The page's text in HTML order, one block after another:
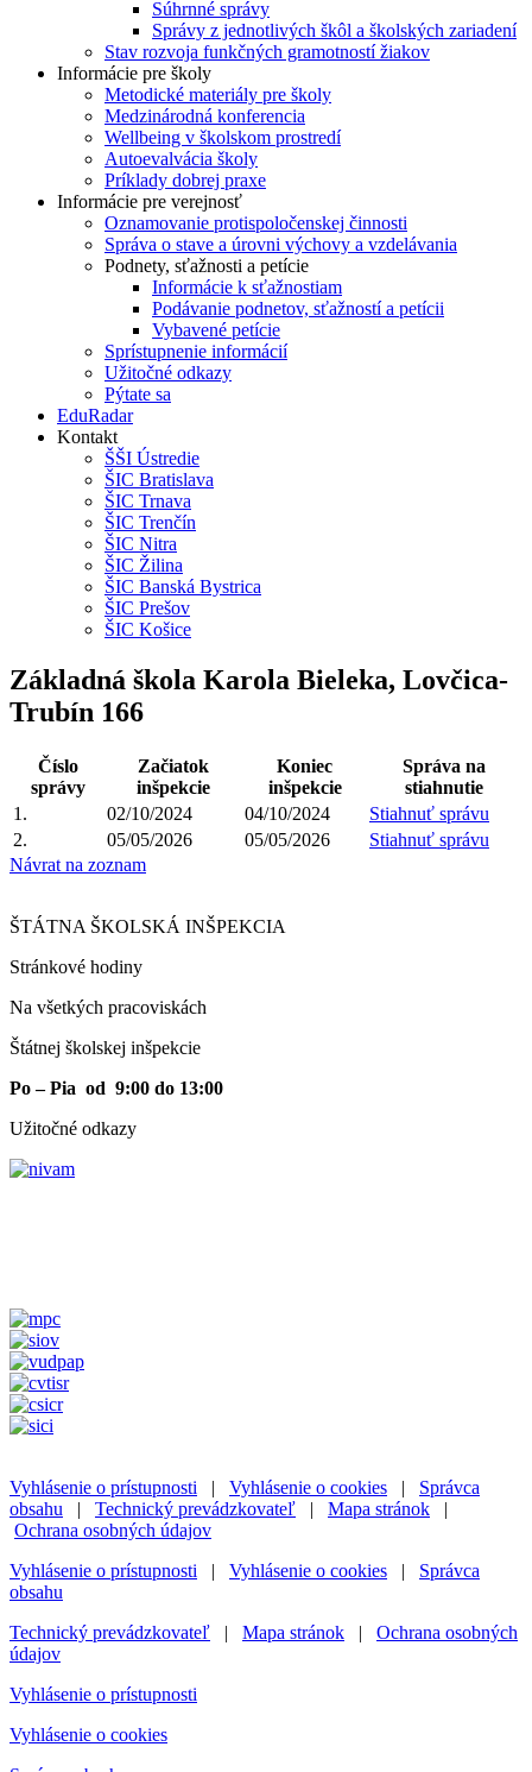
Súhrnné správy
Správy z jednotlivých škôl a školských zariadení
Stav rozvoja funkčných gramotností žiakov
Informácie pre školy
Metodické materiály pre školy
Medzinárodná konferencia
Wellbeing v školskom prostredí
Autoevalvácia školy
Príklady dobrej praxe
Informácie pre verejnosť
Oznamovanie protispoločenskej činnosti
Správa o stave a úrovni výchovy a vzdelávania
Podnety, sťažnosti a petície
Informácie k sťažnostiam
Podávanie podnetov, sťažností a petícii
Vybavené petície
Sprístupnenie informácií
Užitočné odkazy
Pýtate sa
EduRadar
Kontakt
ŠŠI Ústredie
ŠIC Bratislava
ŠIC Trnava
ŠIC Trenčín
ŠIC Nitra
ŠIC Žilina
ŠIC Banská Bystrica
ŠIC Prešov
ŠIC Košice
Základná škola Karola Bieleka, Lovčica-
Trubín 166
Číslo
správy
Začiatok
inšpekcie
Koniec
inšpekcie
Správa na
stiahnutie
1.
02/10/2024 04/10/2024
Stiahnuť správu
2.
05/05/2026 05/05/2026
Stiahnuť správu
Návrat na zoznam
ŠTÁTNA ŠKOLSKÁ INŠPEKCIA
Stránkové hodiny​
Na všetkých pracoviskách
Štátnej školskej inšpekcie
Po – Pia od 9:00 do 13:00
Užitočné odkazy
Vyhlásenie o prístupnosti | Vyhlásenie o cookies | Správca
obsahu | Technický prevádzkovateľ | Mapa stránok |
Ochrana osobných údajov
Vyhlásenie o prístupnosti | Vyhlásenie o cookies | Správca
obsahu
Technický prevádzkovateľ | Mapa stránok | Ochrana osobných
údajov
Vyhlásenie o prístupnosti
Vyhlásenie o cookies